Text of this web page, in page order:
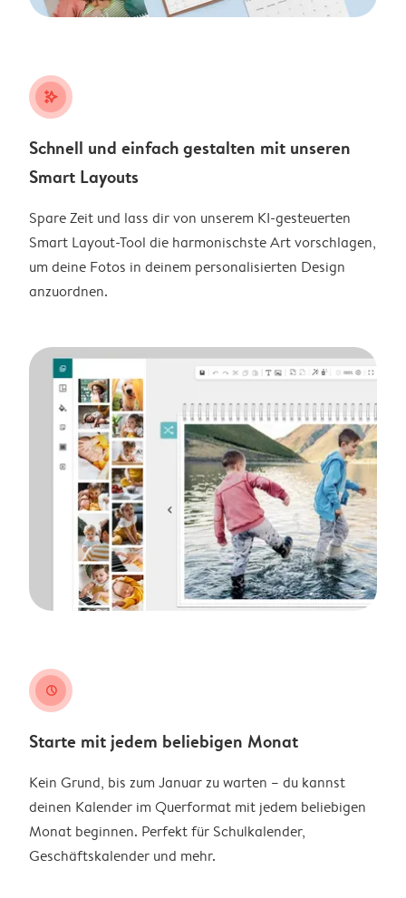
stars_plus
Schnell und einfach gestalten mit unseren
Smart Layouts
Spare Zeit und lass dir von unserem KI-gesteuerten
Smart Layout-Tool die harmonischste Art vorschlagen,
um deine Fotos in deinem personalisierten Design
anzuordnen.
clock
Starte mit jedem beliebigen Monat
Kein Grund, bis zum Januar zu warten – du kannst
deinen Kalender im Querformat mit jedem beliebigen
Monat beginnen. Perfekt für Schulkalender,
Geschäftskalender und mehr.